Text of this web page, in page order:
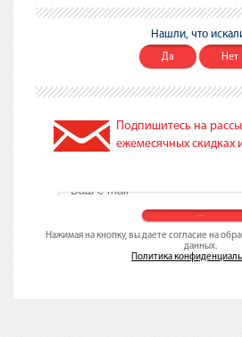
Нашли, что
Да Нет
Подпишитесь на
ежемесячных скидках
Нажимая на кнопку, вы даете согласие на
данных.
Политика